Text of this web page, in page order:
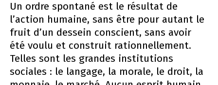
Un ordre spontané est le résultat de
l’action humaine, sans être pour autant le
fruit d’un dessein conscient, sans avoir
été voulu et construit rationnellement.
Telles sont les grandes institutions
sociales : le langage, la morale, le droit, la